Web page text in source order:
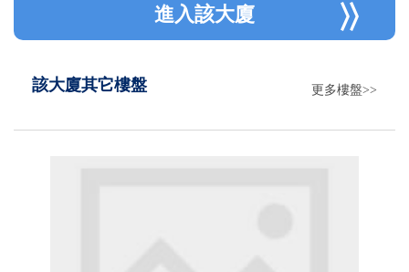
進入該大廈
該大廈其它樓盤 更多樓盤>>